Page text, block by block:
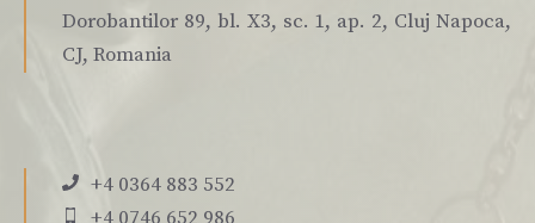
Dorobantilor 89, bl. X3, sc. 1, ap. 2, Cluj Napoca,
CJ, Romania
+4 0364 883 552